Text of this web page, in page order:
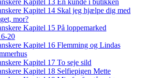
Kapitel 14 Skal jeg hjælpe dig med
mor?
Kapitel 15 På loppemarked
20
Kapitel 16 Flemming og Lindas
Kapitel 17 To seje sild
Kapitel 18 Selfiepigen Mette